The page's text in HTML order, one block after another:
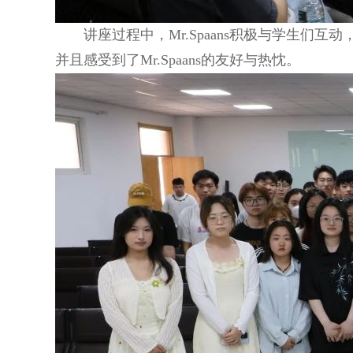
讲座过程中，Mr.Spaans积极与学生们互
并且感受到了Mr.Spaans的友好与热忱。